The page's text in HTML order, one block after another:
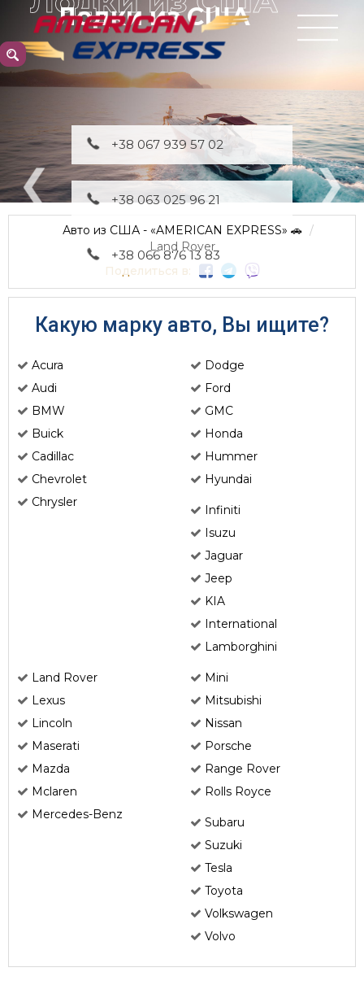
Доставка из США
+38 067 939 57 02
+38 063 025 96 21
+38 066 876 13 83
Авто из США - «AMERICAN EXPRESS» 🚗
Land Rover
Поделиться в:
Какую марку авто, Вы ищите?
Acura
Audi
BMW
Buick
Cadillac
Chevrolet
Chrysler
Dodge
Ford
GMC
Honda
Hummer
Hyundai
Infiniti
Isuzu
Jaguar
Jeep
KIA
International
Lamborghini
Land Rover
Lexus
Lincoln
Maserati
Mazda
Mclaren
Mercedes-Benz
Mini
Mitsubishi
Nissan
Porsche
Range Rover
Rolls Royce
Subaru
Suzuki
Tesla
Toyota
Volkswagen
Volvo